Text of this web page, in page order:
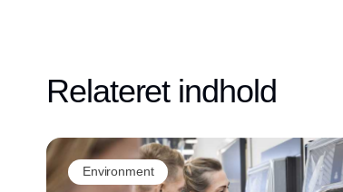
Relateret indhold
Environment